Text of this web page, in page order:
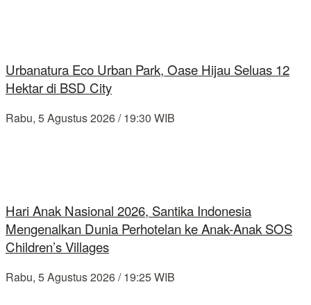
Urbanatura Eco Urban Park, Oase Hijau Seluas 12
Hektar di BSD City
Rabu, 5 Agustus 2026 / 19:30 WIB
Hari Anak Nasional 2026, Santika Indonesia
Mengenalkan Dunia Perhotelan ke Anak-Anak SOS
Children’s Villages
Rabu, 5 Agustus 2026 / 19:25 WIB